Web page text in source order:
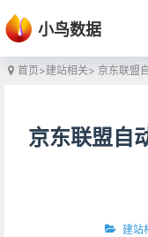
小鸟数据
首页>建站相关> 京东联盟
京东联盟自
建站